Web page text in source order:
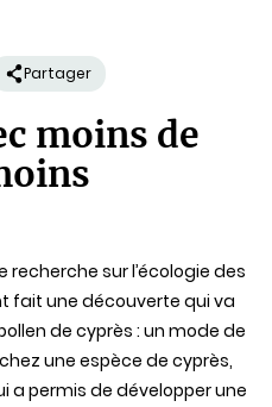
Partager
moins de
recherche sur l’écologie des
fait une découverte qui va
de cyprès : un mode de
une espèce de cyprès,
a permis de développer une